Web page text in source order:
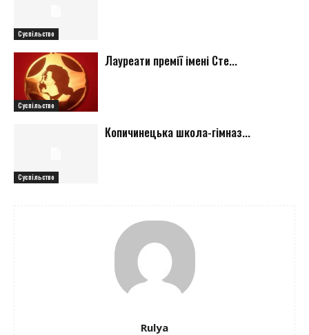
Суспільство
Суспільство
Лауреати премії імені Сте...
Суспільство
Копичинецька школа-гімназ...
Rulya